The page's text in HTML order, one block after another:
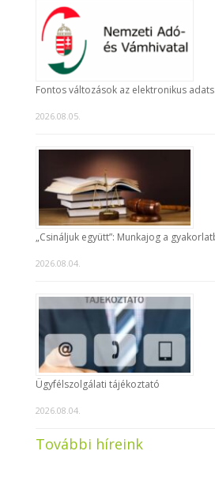
Fontos változások az elektronikus
2026.08.05.
„Csináljuk együtt”: Munkajog a
2026.08.04.
Ügyfélszolgálati tájékoztató
2026.08.04.
További híreink